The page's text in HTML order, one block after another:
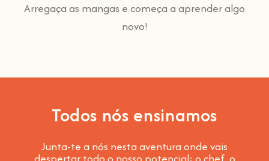
Arregaça as mangas e começa a aprender algo
novo!
Todos nós ensinamos
Junta-te a nós nesta aventura onde vais